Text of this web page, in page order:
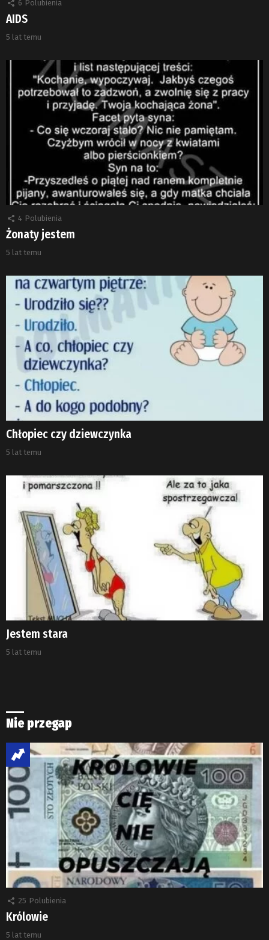
6 Polubienia
AIDS
5 lat temu
4 Polubienia
Żonaty jestem
5 lat temu
Chłopiec czy dziewczynka
5 lat temu
Jestem stara
5 lat temu
Nie przegap
25 Polubienia
Królowie
5 lat temu